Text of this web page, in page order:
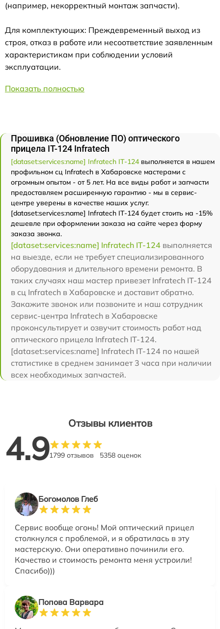
(например, некорректный монтаж запчасти).
Для комплектующих: Преждевременный выход из
строя, отказ в работе или несоответствие заявленным
характеристикам при соблюдении условий
эксплуатации.
Показать полностью
Прошивка (Обновление ПО) оптического
прицела IT-124 Infratech
[dataset:services:name] Infratech IT-124 выполняется в нашем
профильном сц Infratech в Хабаровске мастерами с
огромным опытом - от 5 лет. На все виды работ и запчасти
предоставляем расширенную гарантию - мы в сервис-
центре уверены в качестве наших услуг.
[dataset:services:name] Infratech IT-124 будет стоить на -15%
дешевле при оформлении заказа на сайте через форму
заказа звонка.
[dataset:services:name] Infratech IT-124 выполняется
на выезде, если не требует специализированного
оборудования и длительного времени ремонта. В
таких случаях наш мастер привезет Infratech IT-124
в сц Infratech в Хабаровске и доставит обратно.
Закажите звонок или позвоните и наш сотрудник
сервис-центра Infratech в Хабаровске
проконсультирует и озвучит стоимость работ над
оптического прицела Infratech IT-124.
[dataset:services:name] Infratech IT-124 по нашей
статистике в среднем занимает 3 часа при наличии
всех необходимых запчастей.
Отзывы клиентов
4.91799 отзывов 5358 оценок
Богомолов Глеб
Сервис вообще огонь! Мой оптический прицел
столкнулся с проблемой, и я обратилась в эту
мастерскую. Они оперативно починили его.
Качество и стоимость ремонта меня устроили!
Спасибо)))
Попова Варвара